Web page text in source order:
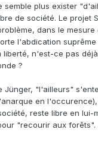
semble plus exister
de société. Le projet
dans le mesure
l'abdication
liberté, n'est-ce pas
?
Jünger, "l'ailleurs"
en
reste libre en lui-
"recourir aux forêts".